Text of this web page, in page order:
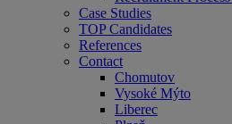
Case Studies
TOP Candidates
References
Contact
Chomutov
Vysoké Mýto
Liberec